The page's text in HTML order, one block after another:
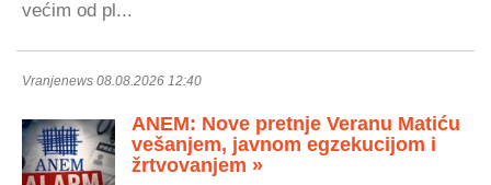
većim od pl...
Vranjenews 08.08.2026 12:40
ANEM: Nove pretnje Veranu Matiću
vešanjem, javnom egzekucijom i
žrtvovanjem »